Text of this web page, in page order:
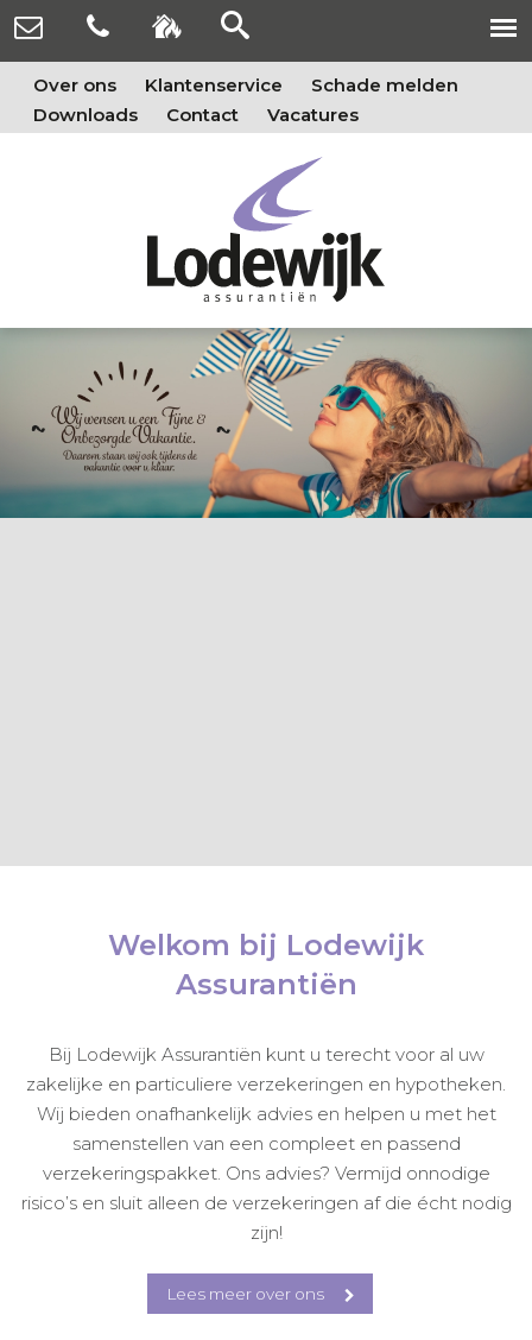
Over ons Klantenservice
Schade melden
Downloads
Contact Vacatures
Welkom bij Lodewijk
Assurantiën
Bij Lodewijk Assurantiën kunt u terecht voor al uw
zakelijke en particuliere verzekeringen en hypotheken.
Wij bieden onafhankelijk advies en helpen u met het
samenstellen van een compleet en passend
verzekeringspakket. Ons advies? Vermijd onnodige
risico’s en sluit alleen de verzekeringen af die écht nodig
zijn!
Lees meer over ons